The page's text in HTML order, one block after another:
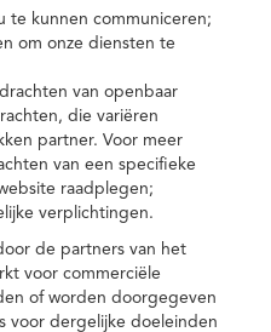
te kunnen communiceren;
om onze diensten te
van openbaar
die variëren
partner. Voor meer
van een specifieke
raadplegen;
verplichtingen.
de partners van het
voor commerciële
of worden doorgegeven
voor dergelijke doeleinden